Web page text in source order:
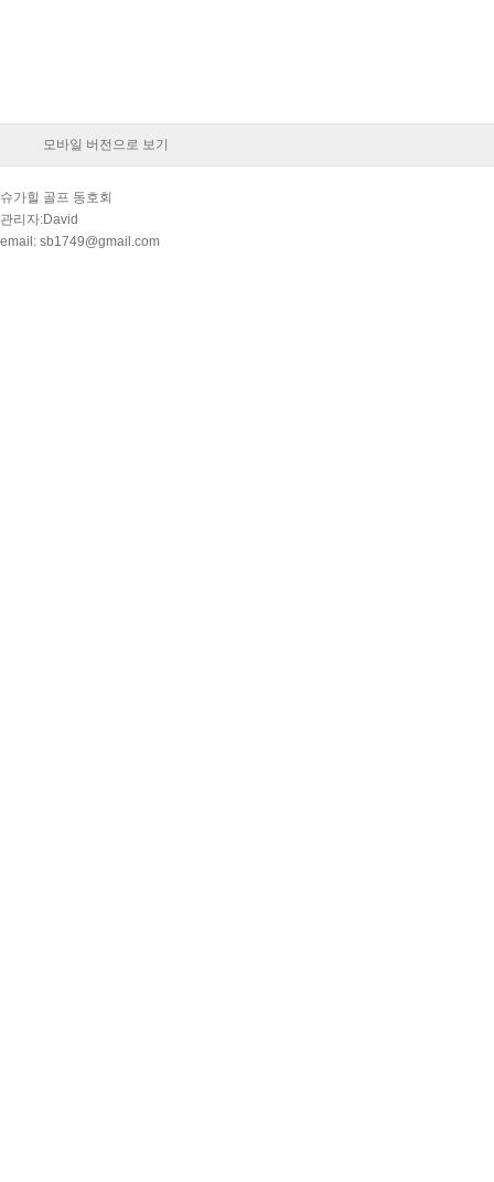
모바일 버전으로 보기
슈가힐 골프 동호회
관리자:David
email: sb1749@gmail.com